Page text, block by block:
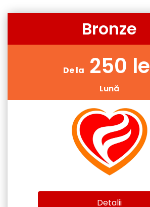
Bronze
De la 250
Lună
Detalii